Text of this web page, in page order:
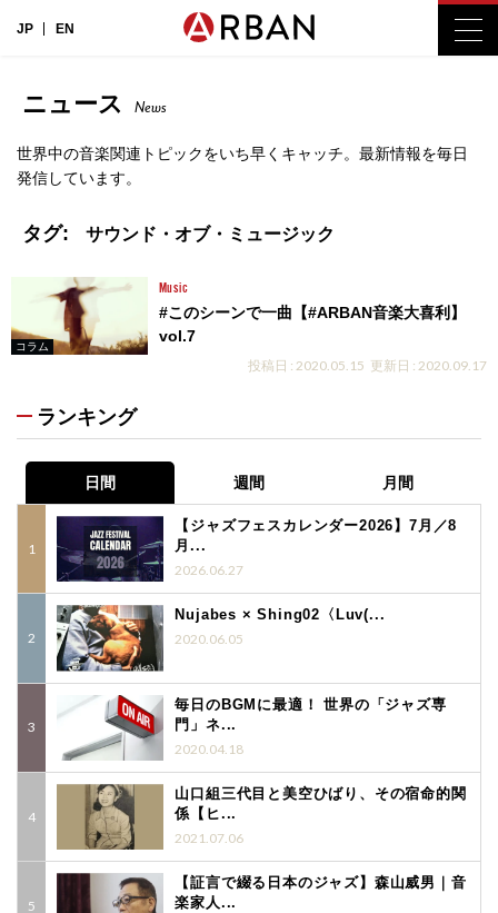
JP EN
ニュース News
世界中の音楽関連トピックをいち早くキャッチ。最新情報を毎日
発信しています。
タグ: サウンド・オブ・ミュージック
コラム
Music
#このシーンで一曲【#ARBAN音楽大喜利】
vol.7
投稿日 : 2020.05.15 更新日 : 2020.09.17
ランキング
日間 週間 月間
【ジャズフェスカレンダー2026】7月／8
月...
2026.06.27
Nujabes × Shing02〈Luv(...
2020.06.05
毎日のBGMに最適！ 世界の「ジャズ専
門」ネ...
2020.04.18
山口組三代目と美空ひばり、その宿命的関
係【ヒ...
2021.07.06
【証言で綴る日本のジャズ】森山威男｜音
楽家人...